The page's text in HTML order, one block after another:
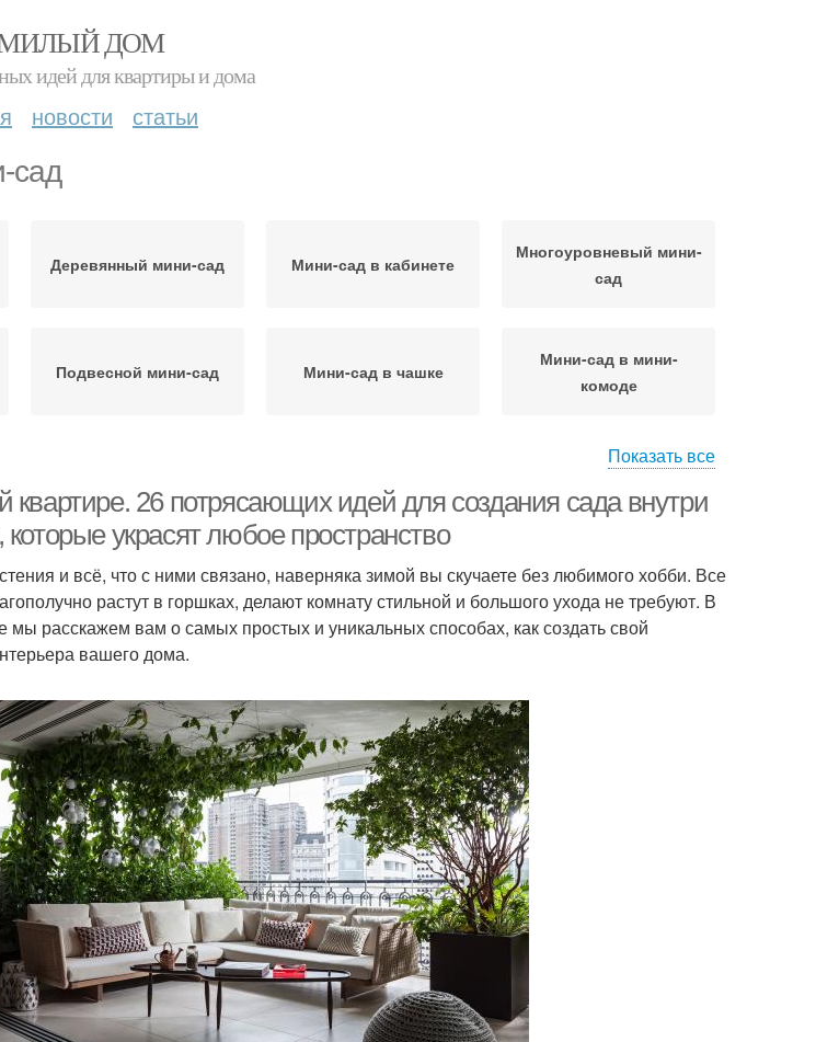
ДОМ
идей для квартиры и дома
новости статьи
сад
Деревянный мини-сад Мини-сад в кабинете
Многоуровневый мини-
сад
Подвесной мини-сад Мини-сад в чашке
Мини-сад в мини-
комоде
европоддонов
Мини-сад в ведрах Мини-сад в горшке Мини-сад для детей
Показать все
26 потрясающих идей для создания сада внутри
украсят любое пространство
и всё, что с ними связано, наверняка зимой вы скучаете без любимого хобби. Все
растут в горшках, делают комнату стильной и большого ухода не требуют. В
мы расскажем вам о самых простых и уникальных способах, как создать свой
вашего дома.